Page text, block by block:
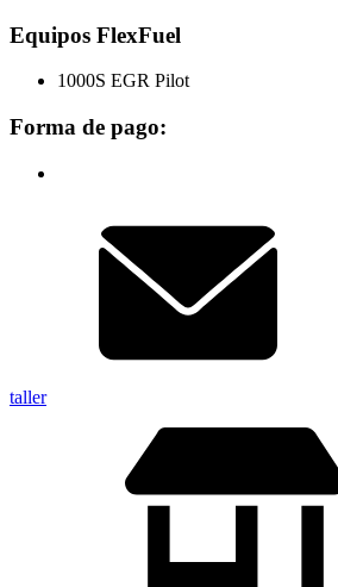
Equipos FlexFuel
1000S EGR Pilot
Forma de pago:
taller